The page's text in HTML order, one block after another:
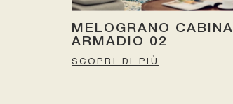
MELOGRANO CABINA
ARMADIO 02
SCOPRI DI PIÙ